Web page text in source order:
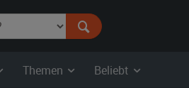
Themen Beliebt